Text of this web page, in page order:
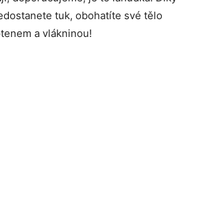
tuk, obohatíte své tělo
a vlákninou!